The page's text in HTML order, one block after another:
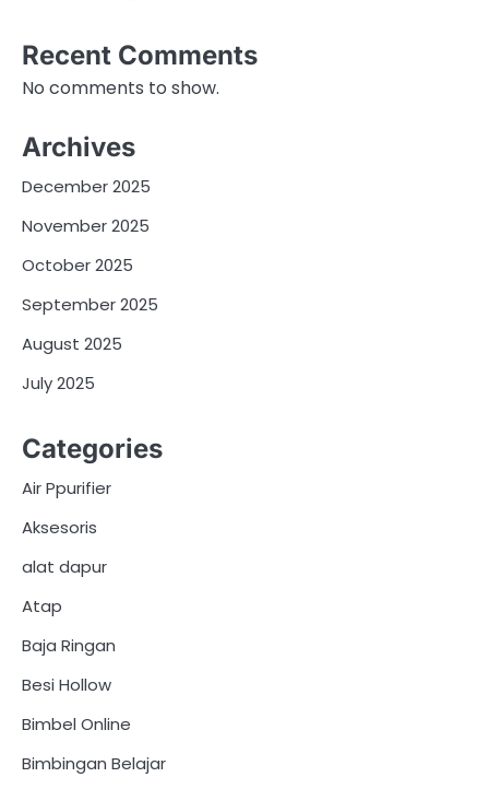
Recent Comments
No comments to show.
Archives
December 2025
November 2025
October 2025
September 2025
August 2025
July 2025
Categories
Air Ppurifier
Aksesoris
alat dapur
Atap
Baja Ringan
Besi Hollow
Bimbel Online
Bimbingan Belajar